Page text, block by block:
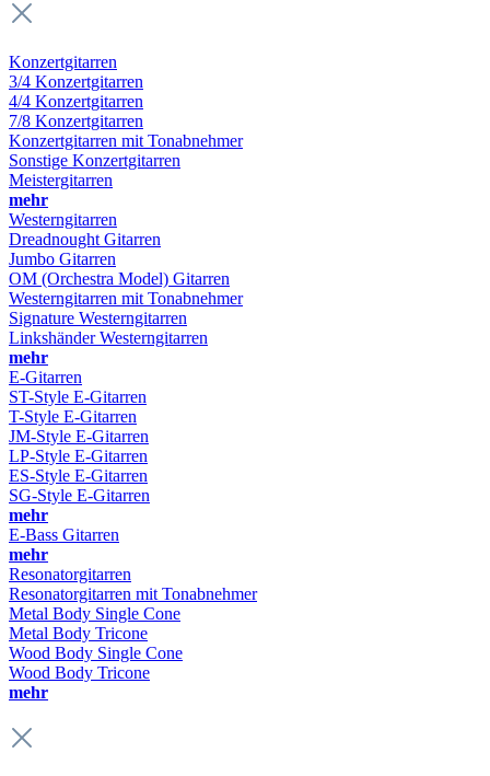
Konzertgitarren
3/4 Konzertgitarren
4/4 Konzertgitarren
7/8 Konzertgitarren
Konzertgitarren mit Tonabnehmer
Sonstige Konzertgitarren
Meistergitarren
mehr
Westerngitarren
Dreadnought Gitarren
Jumbo Gitarren
OM (Orchestra Model) Gitarren
Westerngitarren mit Tonabnehmer
Signature Westerngitarren
Linkshänder Westerngitarren
mehr
E-Gitarren
ST-Style E-Gitarren
T-Style E-Gitarren
JM-Style E-Gitarren
LP-Style E-Gitarren
ES-Style E-Gitarren
SG-Style E-Gitarren
mehr
E-Bass Gitarren
mehr
Resonatorgitarren
Resonatorgitarren mit Tonabnehmer
Metal Body Single Cone
Metal Body Tricone
Wood Body Single Cone
Wood Body Tricone
mehr